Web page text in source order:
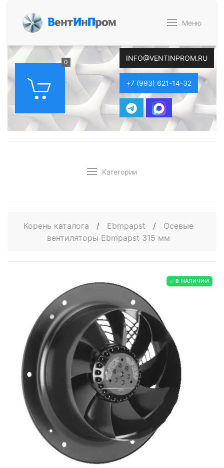
ВентИнПром Меню
0 INFO@VENTINPROM.RU
+7 (993) 621-14-32
Категории
Корень каталога / Ebmpapst /
Осевые
вентиляторы Ebmpapst 315 мм
✅ В НАЛИЧИИ